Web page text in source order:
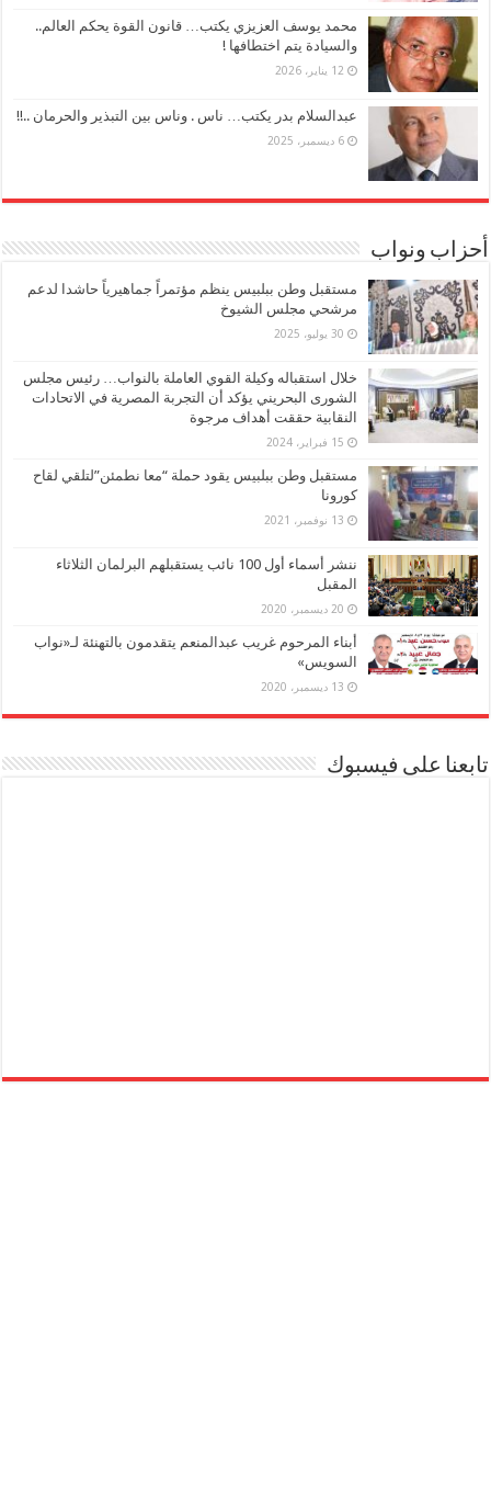
محمد يوسف العزيزي يكتب… قانون القوة يحكم العالم..
والسيادة يتم اختطافها !
12 يناير، 2026
عبدالسلام بدر يكتب… ناس . وناس بين التبذير والحرمان ..!!
6 ديسمبر، 2025
أحزاب ونواب
مستقبل وطن ببلبيس ينظم مؤتمراً جماهيرياً حاشدا لدعم
مرشحي مجلس الشيوخ
30 يوليو، 2025
خلال استقباله وكيلة القوي العاملة بالنواب… رئيس مجلس
الشورى البحريني يؤكد أن التجربة المصرية في الاتحادات
النقابية حققت أهداف مرجوة
15 فبراير، 2024
مستقبل وطن ببلبيس يقود حملة “معا نطمئن”لتلقي لقاح
كورونا
13 نوفمبر، 2021
ننشر أسماء أول 100 نائب يستقبلهم البرلمان الثلاثاء
المقبل
20 ديسمبر، 2020
أبناء المرحوم غريب عبدالمنعم يتقدمون بالتهنئة لـ«نواب
السويس»
13 ديسمبر، 2020
تابعنا على فيسبوك